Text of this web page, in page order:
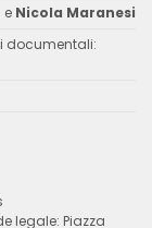
e Nicola Maranesi
documentali:
legale: Piazza